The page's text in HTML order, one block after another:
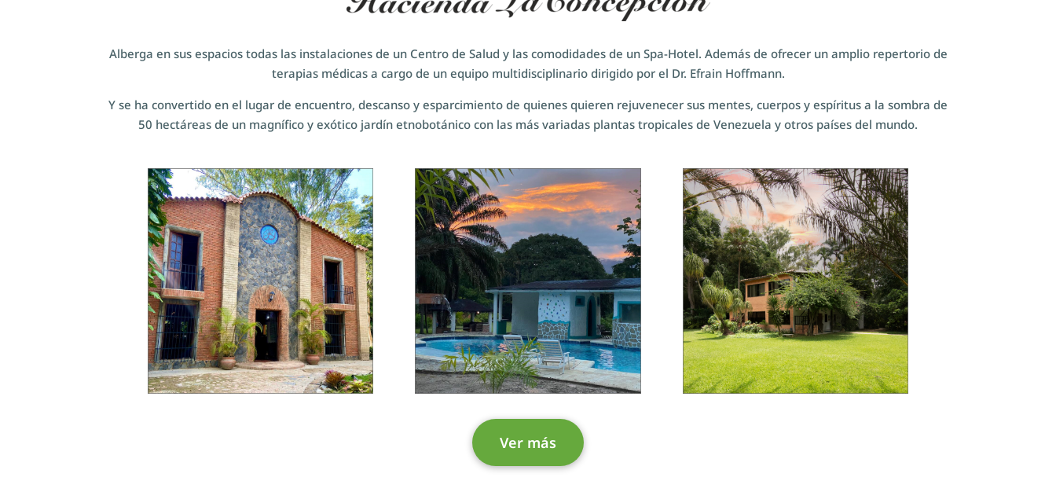
Alberga en sus espacios todas las instalaciones de un Centro de Salud y las comodidades de un Spa-Hotel. Además de ofrecer un amplio repertorio de
terapias médicas a cargo de un equipo multidisciplinario dirigido por el Dr. Efrain Hoffmann.
Y se ha convertido en el lugar de encuentro, descanso y esparcimiento de quienes quieren rejuvenecer sus mentes, cuerpos y espíritus a la sombra de
50 hectáreas de un magnífico y exótico jardín etnobotánico con las más variadas plantas tropicales de Venezuela y otros países del mundo.
Ver más